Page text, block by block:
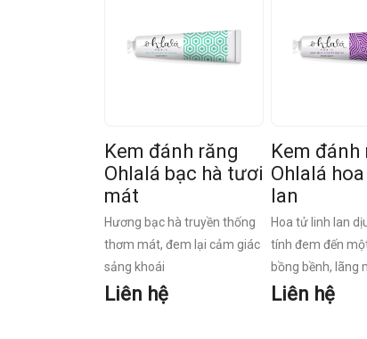
Kem đánh răng
Ohlalá bạc hà tươi
mát
Hương bạc hà truyền thống
thơm mát, đem lại cảm giác
sảng khoái
Liên hệ
Kem đánh
Ohlalá
lan
Hoa tử linh lan
tính đem đến
bồng bềnh, lãng
Liên hệ